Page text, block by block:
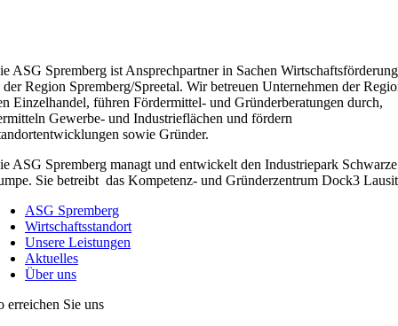
ASG Spremberg ist Ansprechpartner in Sachen Wirtschaftsförderung
der Region Spremberg/Spreetal. Wir betreuen Unternehmen der
Einzelhandel, führen Fördermittel- und Gründerberatungen durch,
Gewerbe- und Industrieflächen und fördern
sowie Gründer.
ASG Spremberg managt und entwickelt den Industriepark Schwarze
Sie betreibt das Kompetenz- und Gründerzentrum Dock3
ASG Spremberg
Wirtschaftsstandort
Unsere Leistungen
Aktuelles
Über uns
erreichen Sie uns